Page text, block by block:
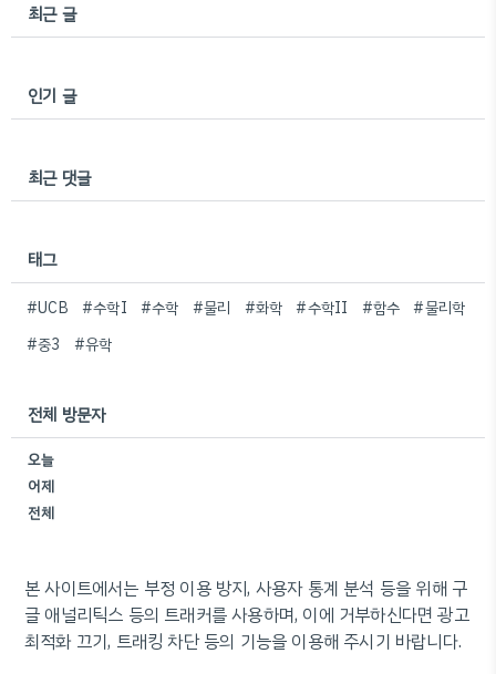
최근 글
인기 글
최근 댓글
태그
#UCB #수학I #수학 #물리 #화학 #수학II #함수 #물리학
#중3
#유학
전체 방문자
오늘
어제
전체
본 사이트에서는 부정 이용 방지, 사용자 통계 분석 등을 위해 구
글 애널리틱스 등의 트래커를 사용하며, 이에 거부하신다면 광고
최적화 끄기, 트래킹 차단 등의 기능을 이용해 주시기 바랍니다.